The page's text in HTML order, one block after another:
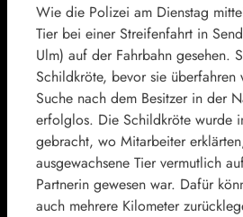
Wie die Polizei am Dienstag
Tier bei einer Streifenfahrt in
Ulm) auf der Fahrbahn gesehen.
Schildkröte, bevor sie überfahren
Suche nach dem Besitzer in der
erfolglos. Die Schildkröte wurde
gebracht, wo Mitarbeiter
ausgewachsene Tier vermutlich
Partnerin gewesen war. Dafür
auch mehrere Kilometer